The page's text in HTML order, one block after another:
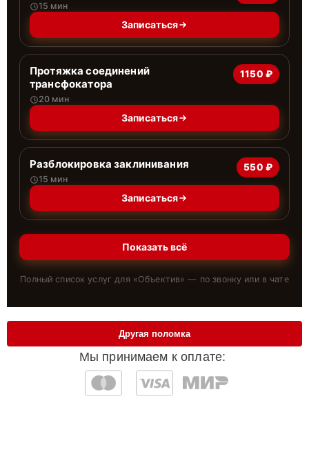
15 мин
Записаться
Протяжка соединений
трансфокатора
20 мин
1150 ₽
Записаться
Разблокировка заклинивания
15 мин
550 ₽
Записаться
Показать всё
Полный список услуг для «Объектив» — по звонку или в чате
Мы принимаем к оплате:
Другая поломка